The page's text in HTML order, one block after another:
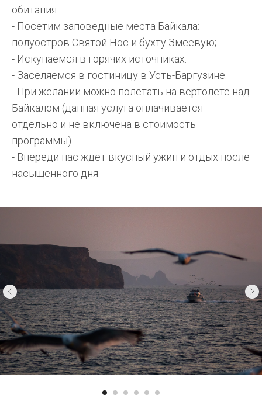
обитания.
- Посетим заповедные места Байкала:
полуостров Святой Нос и бухту Змеевую;
- Искупаемся в горячих источниках.
- Заселяемся в гостиницу в Усть-Баргузине.
- При желании можно полетать на вертолете над
Байкалом (данная услуга оплачивается
отдельно и не включена в стоимость
программы).
- Впереди нас ждет вкусный ужин и отдых после
насыщенного дня.